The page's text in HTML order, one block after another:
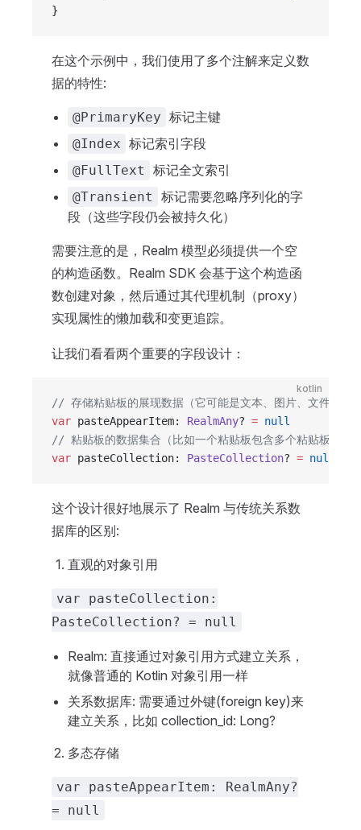
}
在这个示例中，我们使用了多个注解来定义数
据的特性:
@PrimaryKey 标记主键
@Index 标记索引字段
@FullText 标记全文索引
@Transient
标记需要忽略序列化的字
段（这些字段仍会被持久化）
需要注意的是，Realm 模型必须提供一个空
的构造函数。Realm SDK 会基于这个构造函
数创建对象，然后通过其代理机制（proxy）
实现属性的懒加载和变更追踪。
让我们看看两个重要的字段设计：
kotlin
// 存储粘贴板的展现数据（它可能是文本、图片、文件、
var pasteAppearItem: RealmAny? = null
// 粘贴板的数据集合（比如一个粘贴板包含多个粘贴板项，
var pasteCollection: PasteCollection? = null
这个设计很好地展示了 Realm 与传统关系数
据库的区别:
直观的对象引用
var pasteCollection:
PasteCollection? = null
Realm: 直接通过对象引用方式建立关系，
就像普通的 Kotlin 对象引用一样
关系数据库: 需要通过外键(foreign key)来
建立关系，比如 collection_id: Long?
多态存储
var pasteAppearItem: RealmAny?
= null